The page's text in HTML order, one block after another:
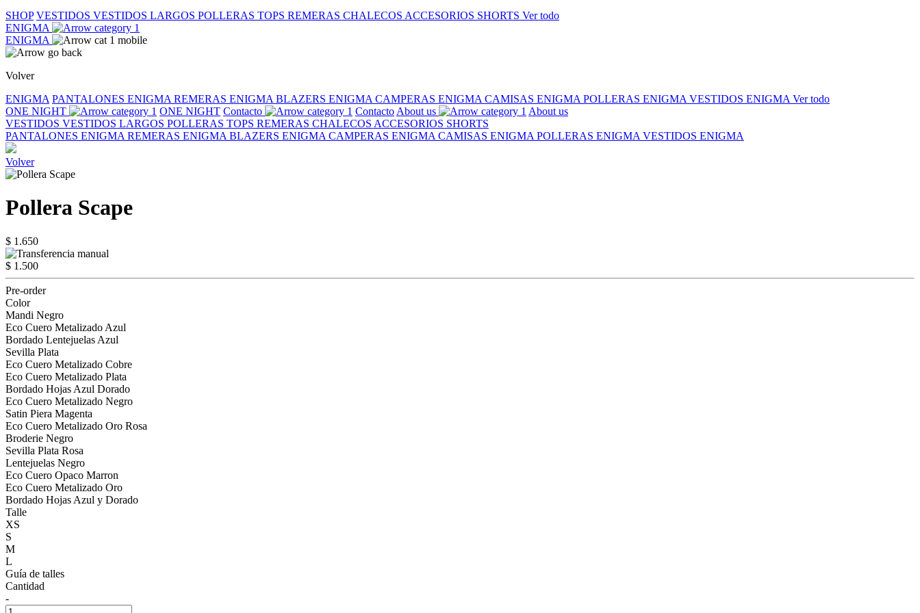
SHOP VESTIDOS VESTIDOS LARGOS POLLERAS TOPS REMERAS CHALECOS ACCESORIOS SHORTS Ver todo
ENIGMA
ENIGMA
Volver
ENIGMA PANTALONES ENIGMA REMERAS ENIGMA BLAZERS ENIGMA CAMPERAS ENIGMA CAMISAS ENIGMA POLLERAS ENIGMA VESTIDOS ENIGMA Ver todo
ONE NIGHT
ONE NIGHT Contacto Contacto About us
About us
VESTIDOS VESTIDOS LARGOS POLLERAS TOPS REMERAS CHALECOS ACCESORIOS SHORTS
PANTALONES ENIGMA REMERAS ENIGMA BLAZERS ENIGMA CAMPERAS ENIGMA CAMISAS ENIGMA POLLERAS ENIGMA VESTIDOS ENIGMA
Volver
Pollera Scape
$ 1.650
$ 1.500
Pre-order
Color
Mandi Negro
Eco Cuero Metalizado Azul
Bordado Lentejuelas Azul
Sevilla Plata
Eco Cuero Metalizado Cobre
Eco Cuero Metalizado Plata
Bordado Hojas Azul Dorado
Eco Cuero Metalizado Negro
Satin Piera Magenta
Eco Cuero Metalizado Oro Rosa
Broderie Negro
Sevilla Plata Rosa
Lentejuelas Negro
Eco Cuero Opaco Marron
Eco Cuero Metalizado Oro
Bordado Hojas Azul y Dorado
Talle
XS
S
M
L
Guía de talles
Cantidad
-